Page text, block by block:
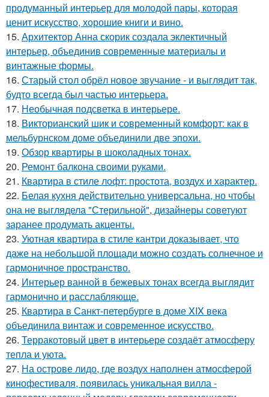
продуманный интерьер для молодой пары, которая
ценит искусство, хорошие книги и вино.
15. Архитектор Анна скорик создала эклектичный
интерьер, объединив современные материалы и
винтажные формы.
16. Старый стол обрёл новое звучание - и выглядит так,
будто всегда был частью интерьера.
17. Необычная подсветка в интерьере.
18. Викторианский шик и современный комфорт: как в
мельбурнском доме объединили две эпохи.
19. Обзор квартиры в шоколадных тонах.
20. Ремонт балкона своими руками.
21. Квартира в стиле лофт: простота, воздух и характер.
22. Белая кухня действительно универсальна, но чтобы
она не выглядела "Стерильной", дизайнеры советуют
заранее продумать акценты.
23. Уютная квартира в стиле кантри доказывает, что
даже на небольшой площади можно создать солнечное и
гармоничное пространство.
24. Интерьер ванной в бежевых тонах всегда выглядит
гармонично и расслабляюще.
25. Квартира в Санкт-петербурге в доме XIX века
объединила винтаж и современное искусство.
26. Терракотовый цвет в интерьере создаёт атмосферу
тепла и уюта.
27. На острове лидо, где воздух наполнен атмосферой
кинофестиваля, появилась уникальная вилла -